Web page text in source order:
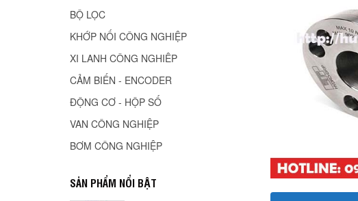
BỘ LỌC
KHỚP NỐI CÔNG NGHIỆP
XI LANH CÔNG NGHIÊP
CẢM BIẾN - ENCODER
ĐỘNG CƠ - HỘP SỐ
VAN CÔNG NGHIỆP
BƠM CÔNG NGHIỆP
SẢN PHẨM NỔI BẬT